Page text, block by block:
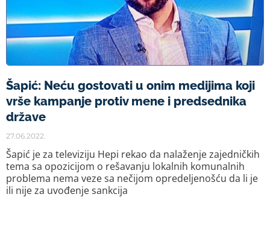
Šapić: Neću gostovati u onim medijima koji
vrše kampanje protiv mene i predsednika
države
27.06.2022.
Šapić je za televiziju Hepi rekao da nalaženje zajedničkih
tema sa opozicijom o rešavanju lokalnih komunalnih
problema nema veze sa nečijom opredeljenošću da li je
ili nije za uvođenje sankcija